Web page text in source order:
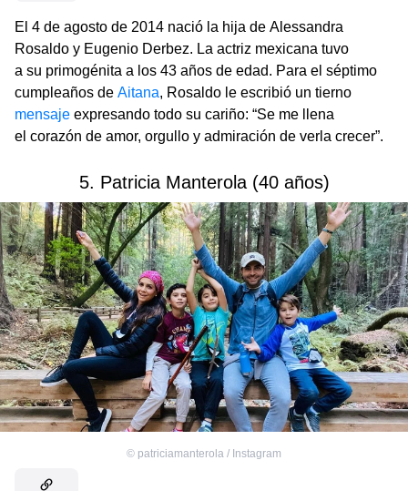
El 4 de agosto de 2014 nació la hija de Alessandra
Rosaldo y Eugenio Derbez. La actriz mexicana tuvo
a su primogénita a los 43 años de edad. Para el séptimo
cumpleaños de Aitana, Rosaldo le escribió un tierno
mensaje expresando todo su cariño: “Se me llena
el corazón de amor, orgullo y admiración de verla crecer”.
5. Patricia Manterola (40 años)
© patriciamanterola / Instagram